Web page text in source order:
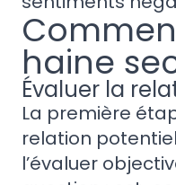
haine
Évaluer la
La première
relation
l’évaluer